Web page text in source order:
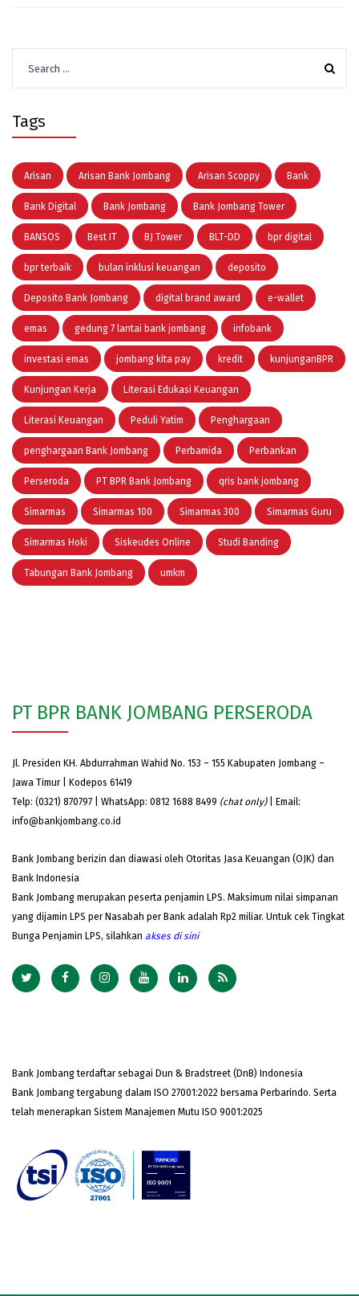
for:
Tags
Arisan Arisan Bank Jombang Arisan Scoppy Bank
Bank Digital Bank Jombang Bank Jombang Tower
BANSOS Best IT BJ Tower BLT-DD bpr digital
bpr terbaik bulan inklusi keuangan deposito
Deposito Bank Jombang digital brand award e-wallet
emas gedung 7 lantai bank jombang infobank
investasi emas jombang kita pay kredit kunjunganBPR
Kunjungan Kerja Literasi Edukasi Keuangan
Literasi Keuangan Peduli Yatim Penghargaan
penghargaan Bank Jombang Perbamida Perbankan
Perseroda PT BPR Bank Jombang qris bank jombang
Simarmas Simarmas 100 Simarmas 300 Simarmas Guru
Simarmas Hoki Siskeudes Online Studi Banding
Tabungan Bank Jombang umkm
PT BPR BANK JOMBANG PERSERODA
Jl. Presiden KH. Abdurrahman Wahid No. 153 – 155 Kabupaten Jombang –
Jawa Timur | Kodepos 61419
Telp: (0321) 870797 | WhatsApp: 0812 1688 8499 (chat only)| Email:
info@bankjombang.co.id
Bank Jombang berizin dan diawasi oleh Otoritas Jasa Keuangan (OJK) dan
Bank Indonesia
Bank Jombang merupakan peserta penjamin LPS. Maksimum nilai simpanan
yang dijamin LPS per Nasabah per Bank adalah Rp2 miliar. Untuk cek Tingkat
Bunga Penjamin LPS, silahkan akses di sini
Bank Jombang terdaftar sebagai Dun & Bradstreet (DnB) Indonesia
Bank Jombang tergabung dalam ISO 27001:2022 bersama Perbarindo. Serta
telah menerapkan Sistem Manajemen Mutu ISO 9001:2025